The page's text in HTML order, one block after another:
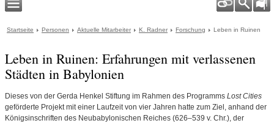
Startseite Personen Aktuelle Mitarbeiter K. Radner Forschung Leben in Ruinen
Leben in Ruinen: Erfahrungen mit verlassenen
Städten in Babylonien
Dieses von der Gerda Henkel Stiftung im Rahmen des Programms Lost Cities
geförderte Projekt mit einer Laufzeit von vier Jahren hatte zum Ziel, anhand der
Königsinschriften des Neubabylonischen Reiches (626–539 v. Chr.), der